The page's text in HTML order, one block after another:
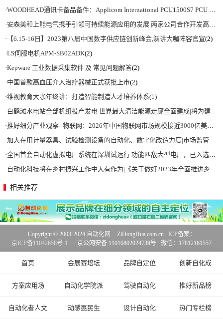
·WOODHEAD通讯卡备品备件：Applicom International PCU1500S7 PCU 1500 S7 V4.5.0
·安森美和上能电气携手引领可持续能源应用的发展 两家公司合作开发高性能储能和太阳能组串式逆变器方案 以实现可持续的未来
· 【6.15-16日】2023第八届中国数字供应链创新峰会,演讲大咖阵容官宣(2)
·LS伺服电机APM-SB02ADK(2)
·Kepware 工业数据采集软件 及 常见问题解答(2)
·中国首款高血压介入治疗器械正式获批上市(2)
·维视教育大咖年终讲：打造智能制造人才培养体系(1)
·白鹤滩水电站全部机组投产发电 世界最大清洁能源走廊全面建成|将为建设新型能源体系、保障国家能源安全、实现“双碳”目标提供有力支撑
·推好细分产业观察--物联网：2026年中国物联网市场规模接近3000亿美元 智慧工厂、智慧城市、智慧电网等将占60%以上
·加大在用计量器具、试验检测设备的自动化、数字化改造力度|市场监管总局 工业和信息化部 关于促进企业计量能力提升的指导意见
·全国首套自动化虚拟电厂系统在深圳试运行 功能匹敌大型电厂，已入选国际典型案例
· 自动化科技将在乡村振兴工作中大有作为|《关于做好2023年全面推进乡村振兴重点工作的意见》发布
相关推荐
首页 会展赛培坛 品牌自定位 创新自化成
方案应用场 自动化学院派 驾驶自动化 推好新品榜
自动化者人文 动感惠民生 设计自动化 热门专栏榜
Copyright © 2003-2024 自动化网
ZiDongHua.com.cn ICP备案：
京ICP备11042658号-1
京公网安备 11010802024739号 微信：17812161557